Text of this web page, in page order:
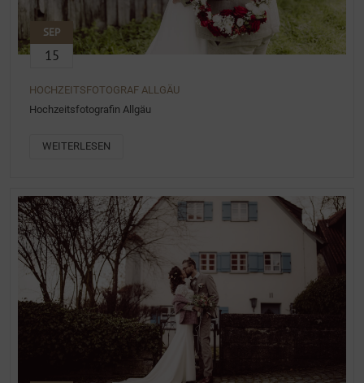
SEP
15
HOCHZEITSFOTOGRAF ALLGÄU
Hochzeitsfotografin Allgäu
WEITERLESEN